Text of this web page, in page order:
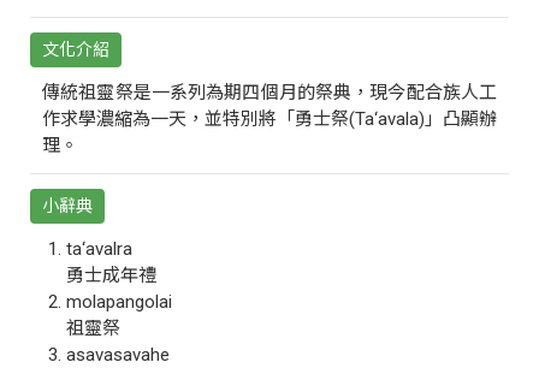
文化介紹
傳統祖靈祭是一系列為期四個月的祭典，現今配合族人工
作求學濃縮為一天，並特別將「勇士祭(Ta‘avala)」凸顯辦
理。
小辭典
ta‘avalra
勇士成年禮
molapangolai
祖靈祭
asavasavahe